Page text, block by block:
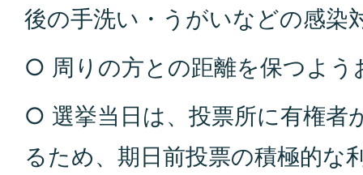
後の手洗い・うがいなどの感染
○ 周りの方との距離を保つよう
○ 選挙当日は、投票所に有権者
るため、期日前投票の積極的な